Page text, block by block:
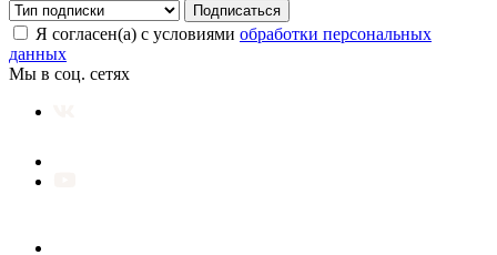
Подписаться
Я согласен(а) с условиями обработки персональных
данных
Мы в соц. сетях